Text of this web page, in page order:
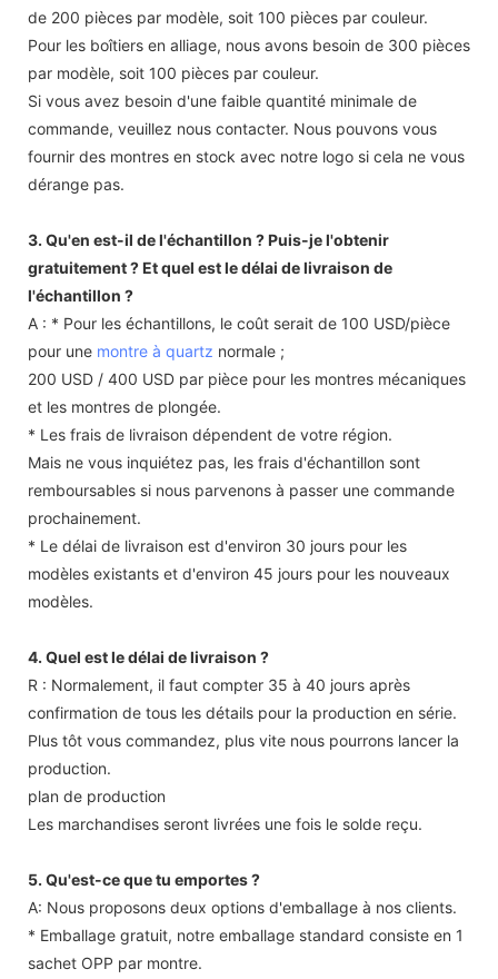
de 200 pièces par modèle, soit 100 pièces par couleur.
Pour les boîtiers en alliage, nous avons besoin de 300 pièces
par modèle, soit 100 pièces par couleur.
Si vous avez besoin d'une faible quantité minimale de
commande, veuillez nous contacter. Nous pouvons vous
fournir des montres en stock avec notre logo si cela ne vous
dérange pas.
3. Qu'en est-il de l'échantillon ? Puis-je l'obtenir
gratuitement ? Et quel est le délai de livraison de
l'échantillon ?
A : * Pour les échantillons, le coût serait de 100 USD/pièce
pour une montre à quartz normale ;
200 USD / 400 USD par pièce pour les montres mécaniques
et les montres de plongée.
* Les frais de livraison dépendent de votre région.
Mais ne vous inquiétez pas, les frais d'échantillon sont
remboursables si nous parvenons à passer une commande
prochainement.
* Le délai de livraison est d'environ 30 jours pour les
modèles existants et d'environ 45 jours pour les nouveaux
modèles.
4. Quel est le délai de livraison ?
R : Normalement, il faut compter 35 à 40 jours après
confirmation de tous les détails pour la production en série.
Plus tôt vous commandez, plus vite nous pourrons lancer la
production.
plan de production
Les marchandises seront livrées une fois le solde reçu.
5. Qu'est-ce que tu emportes ?
A: Nous proposons deux options d'emballage à nos clients.
* Emballage gratuit, notre emballage standard consiste en 1
sachet OPP par montre.